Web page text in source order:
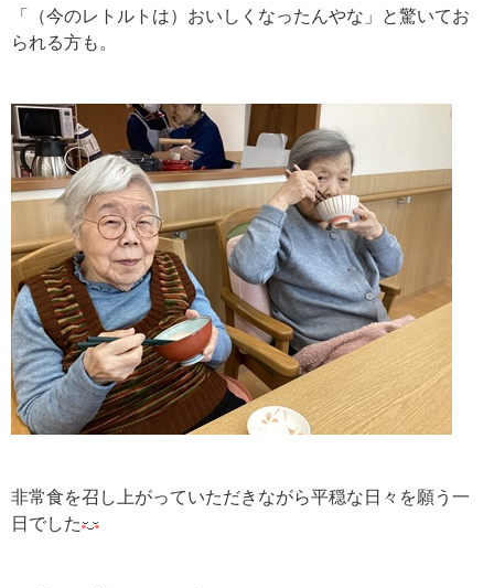
「（今のレトルトは）おいしくなったんやな」と驚いてお
られる方も。
非常食を召し上がっていただきながら平穏な日々を願う一
日でした